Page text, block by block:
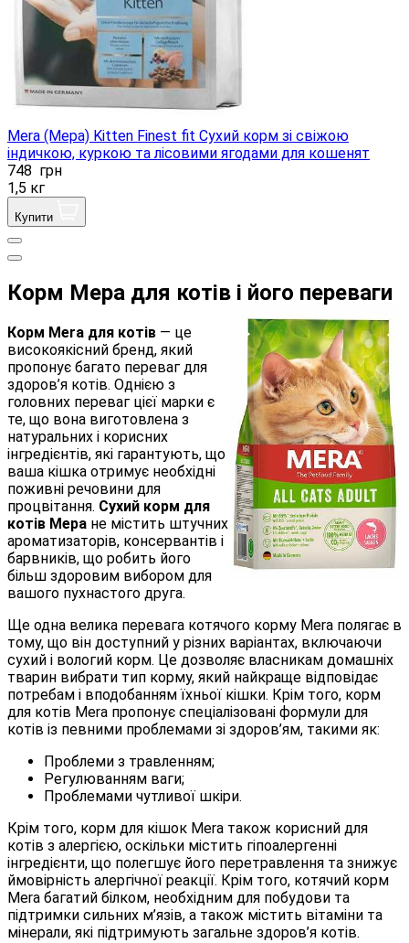
Mera (Мера) Kitten Finest fit Сухий корм зі свіжою
індичкою, куркою та лісовими ягодами для кошенят
748 грн
1,5 кг
Купити
Корм Мера для котів і його переваги
Корм Mera для котів — це
високоякісний бренд, який
пропонує багато переваг для
здоров’я котів. Однією з
головних переваг цієї марки є
те, що вона виготовлена з
натуральних і корисних
інгредієнтів, які гарантують, що
ваша кішка отримує необхідні
поживні речовини для
процвітання. Сухий корм для
котів Мера не містить штучних
ароматизаторів, консервантів і
барвників, що робить його
більш здоровим вибором для
вашого пухнастого друга.
Ще одна велика перевага котячого корму Mera полягає в
тому, що він доступний у різних варіантах, включаючи
сухий і вологий корм. Це дозволяє власникам домашніх
тварин вибрати тип корму, який найкраще відповідає
потребам і вподобанням їхньої кішки. Крім того, корм
для котів Mera пропонує спеціалізовані формули для
котів із певними проблемами зі здоров’ям, такими як:
Проблеми з травленням;
Регулюванням ваги;
Проблемами чутливої шкіри.
Крім того, корм для кішок Mera також корисний для
котів з алергією, оскільки містить гіпоалергенні
інгредієнти, що полегшує його перетравлення та знижує
ймовірність алергічної реакції. Крім того, котячий корм
Mera багатий білком, необхідним для побудови та
підтримки сильних м’язів, а також містить вітаміни та
мінерали, які підтримують загальне здоров’я котів.